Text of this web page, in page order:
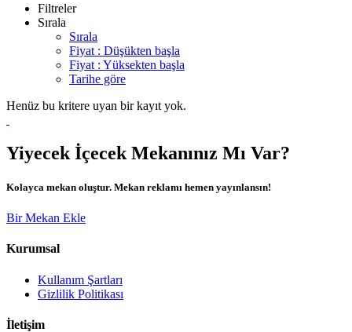
Filtreler
Sırala
Sırala
Fiyat : Düşükten başla
Fiyat : Yüksekten başla
Tarihe göre
Henüz bu kritere uyan bir kayıt yok.
Yiyecek İçecek Mekanınız Mı Var?
Kolayca mekan oluştur. Mekan reklamı hemen yayınlansın!
Bir Mekan Ekle
Kurumsal
Kullanım Şartları
Gizlilik Politikası
İletişim